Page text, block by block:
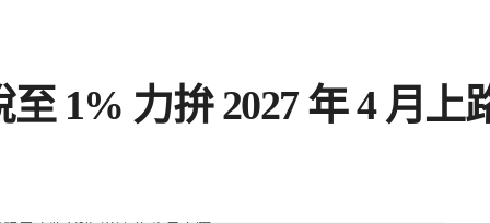
1% 力拚 2027 年 4 月上